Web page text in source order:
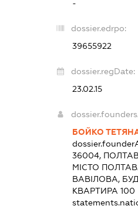
-
dossier.edrpo:
39655922
dossier.regDate:
23.02.15
БОЙКО
36004,
МІСТО
ВАВІЛОВА,
КВАРТИРА 100